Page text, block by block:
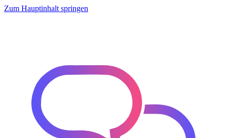
Zum Hauptinhalt springen